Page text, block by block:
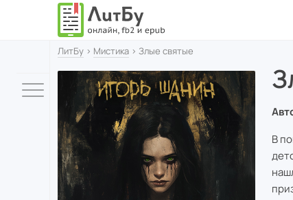
ЛитБу › Мистика › Злые святые
В